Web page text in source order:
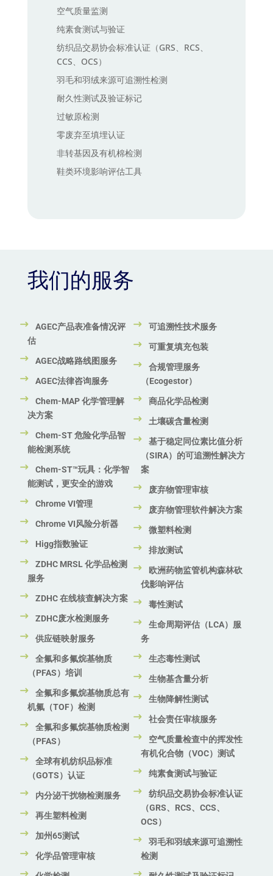
空气质量监测
纯素食测试与验证
纺织品交易协会标准认证（GRS、RCS、
CCS、OCS）
羽毛和羽绒来源可追溯性检测
耐久性测试及验证标记
过敏原检测
零废弃至填埋认证
非转基因及有机棉检测
鞋类环境影响评估工具
我们的服务
AGEC产品表准备情况评
估
AGEC战略路线图服务
AGEC法律咨询服务
Chem-MAP 化学管理解
决方案
Chem-ST 危险化学品智
能检测系统
Chem-ST™玩具：化学智
能测试，更安全的游戏
Chrome VI管理
Chrome VI风险分析器
Higg指数验证
ZDHC MRSL 化学品检测
服务
ZDHC 在线核查解决方案
ZDHC废水检测服务
供应链映射服务
全氟和多氟烷基物质
（PFAS）培训
全氟和多氟烷基物质总有
机氟（TOF）检测
全氟和多氟烷基物质检测
（PFAS）
全球有机纺织品标准
（GOTS）认证
内分泌干扰物检测服务
再生塑料检测
加州65测试
化学品管理审核
可追溯性技术服务
可重复填充包装
合规管理服务
（Ecogestor）
商品化学品检测
土壤碳含量检测
基于稳定同位素比值分析
（SIRA）的可追溯性解决方
案
废弃物管理审核
废弃物管理软件解决方案
微塑料检测
排放测试
欧洲药物监管机构森林砍
伐影响评估
毒性测试
生命周期评估（LCA）服
务
生态毒性测试
生物基含量分析
生物降解性测试
社会责任审核服务
空气质量检查中的挥发性
有机化合物（VOC）测试
纯素食测试与验证
纺织品交易协会标准认证
（GRS、RCS、CCS、
OCS）
羽毛和羽绒来源可追溯性
检测